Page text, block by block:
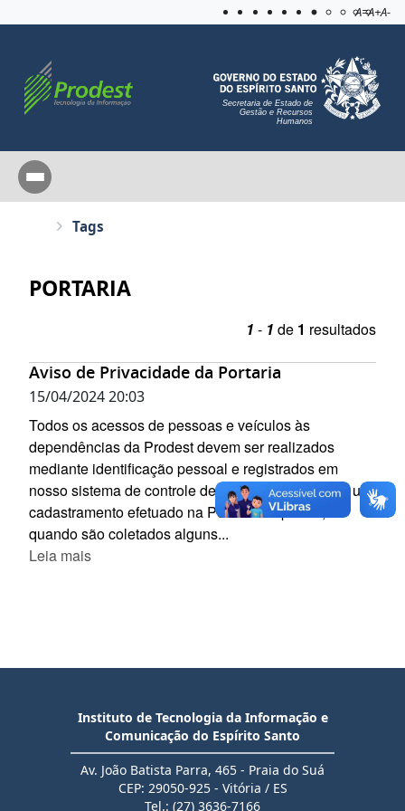
Aplicar
A=A+A-
Secretaria de Estado de
Gestão e Recursos
Humanos
Tags
PORTARIA
1 - 1 de 1 resultados
Aviso de Privacidade da Portaria
15/04/2024 20:03
Todos os acessos de pessoas e veículos às
dependências da Prodest devem ser realizados
mediante identificação pessoal e registrados em
nosso sistema de controle de acesso, por meio de um
cadastramento efetuado na Portaria do prédio,
quando são coletados alguns...
Leia mais
Instituto de Tecnologia da Informação e
Comunicação do Espírito Santo
Av. João Batista Parra, 465 - Praia do Suá
CEP: 29050-925 - Vitória / ES
Tel.: (27) 3636-7166